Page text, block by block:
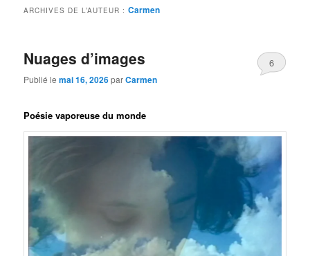
ARCHIVES DE L’AUTEUR :Carmen
Nuages d’images
Publié lemai 16, 2026parCarmen
6
Poésie vaporeuse du monde